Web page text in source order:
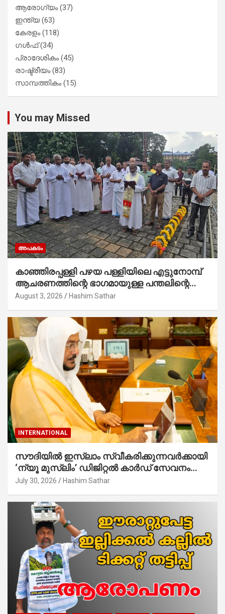
ആരോഗ്യം(37)
ഇന്ത്യ(63)
കേരളം(118)
ഗൾഫ്(34)
പ്രാദേശികം(45)
രാഷ്ട്രീയം(83)
സാമ്പത്തികം(15)
You may Missed
അപകടം
കാഞ്ഞിരപ്പള്ളി പഴയ പള്ളിയിലെ എട്ടുനോമ്പ്
ആചരണത്തിന്റെ ഭാഗമായുള്ള പന്തലിന്റെ
കാൽനാട്ട് കർമ്മം ആർച്ച് പ്രീസ്റ്റ് വെരി.
August 3, 2026 Hashim Sathar
INTERNATIONAL
സൗദിയില്‍ ഇസ്‌ലാം സ്വീകരിക്കുന്നവര്‍ക്കായി
‘ന്യൂ മുസ്ലിം’ ഡിജിറ്റല്‍ കാര്‍ഡ് സേവനം
ആരംഭിച്ചു
July 30, 2026 Hashim Sathar